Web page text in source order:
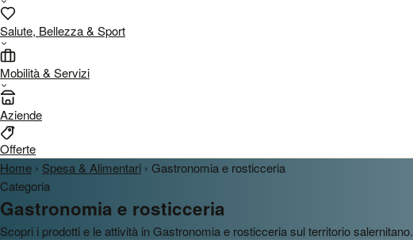
Salute, Bellezza & Sport
Mobilità & Servizi
Aziende
Offerte
Home › Spesa & Alimentari › Gastronomia e rosticceria
Categoria
Gastronomia e rosticceria
Scopri i prodotti e le attività in Gastronomia e rosticceria sul territorio salernitano.